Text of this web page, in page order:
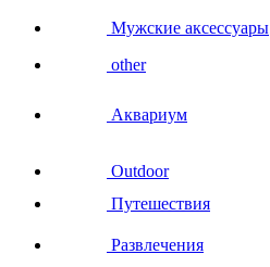
Мужские аксессуары
other
Аквариум
Outdoor
Путешествия
Развлечения